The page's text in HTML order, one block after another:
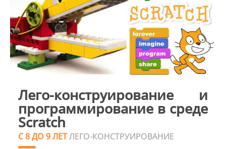
Лего-конструирование и
программирование в среде
Scratch
С 8 ДО 9 ЛЕТЛЕГО-КОНСТРУИРОВАНИЕ